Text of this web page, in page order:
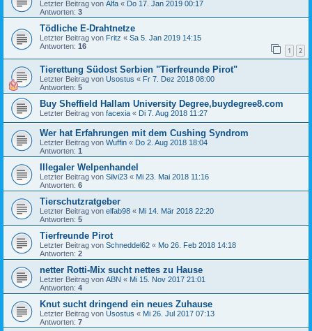
Letzter Beitrag von Alfa « Do 17. Jan 2019 00:17
Antworten: 3
Tödliche E-Drahtnetze
Letzter Beitrag von Fritz « Sa 5. Jan 2019 14:15
Antworten: 16 1 2
Tierettung Südost Serbien "Tierfreunde Pirot"
Letzter Beitrag von Usostus « Fr 7. Dez 2018 08:00
Antworten: 5
Buy Sheffield Hallam University Degree,buydegree8.com
Letzter Beitrag von facexia « Di 7. Aug 2018 11:27
Wer hat Erfahrungen mit dem Cushing Syndrom
Letzter Beitrag von Wuffin « Do 2. Aug 2018 18:04
Antworten: 1
Illegaler Welpenhandel
Letzter Beitrag von Silvi23 « Mi 23. Mai 2018 11:16
Antworten: 6
Tierschutzratgeber
Letzter Beitrag von elfab98 « Mi 14. Mär 2018 22:20
Antworten: 5
Tierfreunde Pirot
Letzter Beitrag von Schneddel62 « Mo 26. Feb 2018 14:18
Antworten: 2
netter Rotti-Mix sucht nettes zu Hause
Letzter Beitrag von ABN « Mi 15. Nov 2017 21:01
Antworten: 4
Knut sucht dringend ein neues Zuhause
Letzter Beitrag von Usostus « Mi 26. Jul 2017 07:13
Antworten: 7